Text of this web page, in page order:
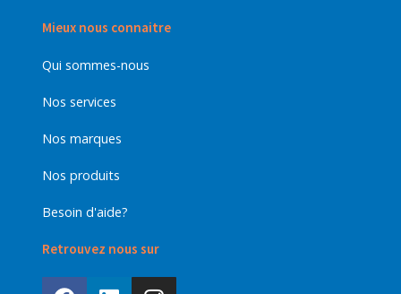
Mieux nous connaitre
Qui sommes-nous
Nos services
Nos marques
Nos produits
Besoin d'aide?
Retrouvez nous sur